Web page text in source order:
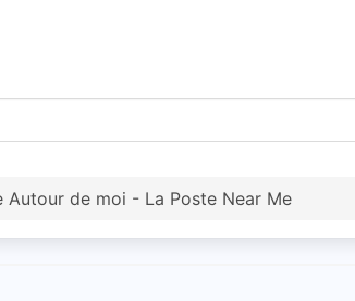
Autour de moi - La Poste Near Me